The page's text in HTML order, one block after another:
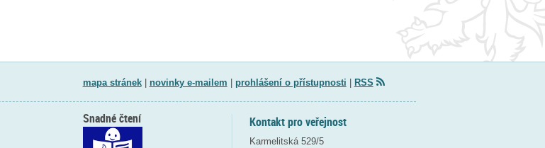
mapa stránek| novinky e-mailem prohlášení o přístupnosti RSS
Kontakt pro veřejnost
Karmelitská 529/5
Snadné čtení